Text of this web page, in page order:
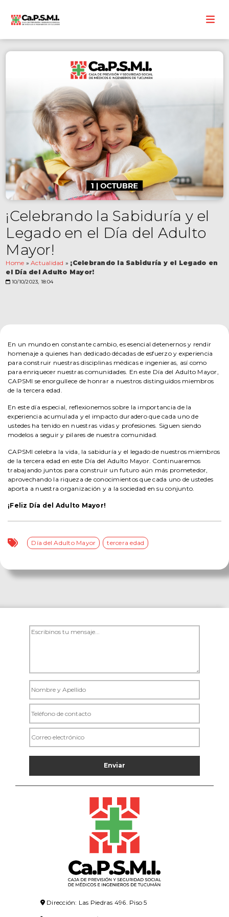
¡Celebrando la Sabiduría y el
Legado en el Día del Adulto
Mayor!
Home » Actualidad » ¡Celebrando la Sabiduría y el Legado en
el Día del Adulto Mayor!
10/10/2023, 18:04
En un mundo en constante cambio, es esencial detenernos y rendir
homenaje a quienes han dedicado décadas de esfuerzo y experiencia
para construir nuestras disciplinas médicas e ingenieras, así como
para enriquecer nuestras comunidades. En este Día del Adulto Mayor,
CAPSMI se enorgullece de honrar a nuestros distinguidos miembros
de la tercera edad.
En este día especial, reflexionemos sobre la importancia de la
experiencia acumulada y el impacto duradero que cada uno de
ustedes ha tenido en nuestras vidas y profesiones. Siguen siendo
modelos a seguir y pilares de nuestra comunidad.
CAPSMI celebra la vida, la sabiduría y el legado de nuestros miembros
de la tercera edad en este Día del Adulto Mayor. Continuaremos
trabajando juntos para construir un futuro aún más prometedor,
aprovechando la riqueza de conocimientos que cada uno de ustedes
aporta a nuestra organización y a la sociedad en su conjunto.
¡Feliz Día del Adulto Mayor!
Día del Adulto Mayor tercera edad
Dirección: Las Piedras 496. Piso 5